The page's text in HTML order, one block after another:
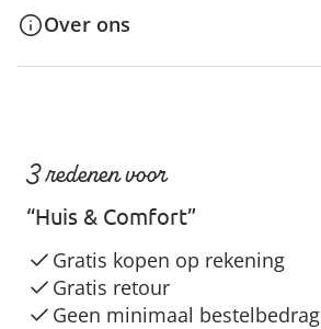
Over ons
3 redenen voor
“Huis & Comfort”
Gratis kopen op rekening
Gratis retour
Geen minimaal bestelbedrag